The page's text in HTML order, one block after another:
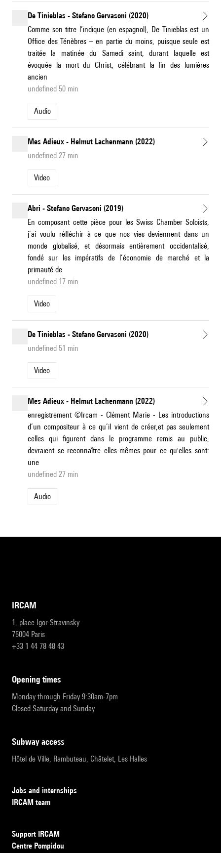
De Tinieblas - Stefano Gervasoni (2020)
Comme son titre l’indique (en espagnol), De Tinieblas est un
Office des Ténèbres – en partie du moins, puisque seule est
traitée la matinée du Samedi saint, durant laquelle est
évoquée la mort du Christ, célébrant la fin des lumières
ancien
undefined 50 min
Audio
Mes Adieux - Helmut Lachenmann (2022)
undefined 27 min
Video
Abri - Stefano Gervasoni (2019)
En composant cette pièce pour les Swiss Chamber Soloists,
j’ai voulu réfléchir à ce que nos vies deviennent dans un
monde globalisé, et désormais entièrement occidentalisé,
fondé sur les impératifs de l’économie de marché et la
primauté de
undefined 17 min
Video
De Tinieblas - Stefano Gervasoni (2020)
undefined 51 min
Video
Mes Adieux - Helmut Lachenmann (2022)
enregistrement ©Ircam - Clément Marie - Les introductions
d’un compositeur à ce qu’il vient de créer,et pas seulement
celles qui figurent dans le programme remis au public,
devraient se reconnaître elles-mêmes pour ce qu'elles sont:
une
undefined 27 min
Audio
IRCAM
1, place Igor-Stravinsky
75004 Paris
+33 1 44 78 48 43
opening times
Monday through Friday 9:30am-7pm
Closed Saturday and Sunday
subway access
Hôtel de Ville, Rambuteau, Châtelet, Les Halles
Jobs and internships
IRCAM team
Support IRCAM
Centre Pompidou